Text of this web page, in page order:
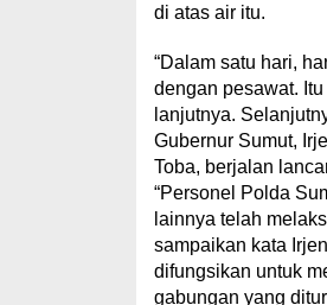
di atas air itu.
“Dalam satu hari,
dengan pesawat.
lanjutnya.
Gubernur Sumut,
Toba, berjalan
“Personel Polda
lainnya telah
sampaikan kata
difungsikan untuk
gabungan yang